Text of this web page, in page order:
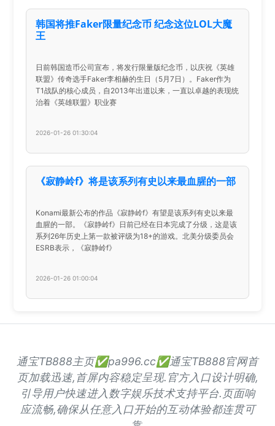
韩国将推Faker限量纪念币 纪念这位LOL大魔
王
日前韩国造币公司宣布，将发行限量版纪念币，以庆祝《英雄
联盟》传奇选手Faker李相赫的生日（5月7日）。Faker作为
T1战队的核心成员，自2013年出道以来，一直以卓越的表现统
治着《英雄联盟》职业赛
2026-01-26 01:30:04
《寂静岭f》将是该系列有史以来最血腥的一部
Konami最新公布的作品《寂静岭f》有望是该系列有史以来最
血腥的一部。《寂静岭f》日前已经在日本完成了分级，这是该
系列26年历史上第一款被评级为18+的游戏。北美分级委员会
ESRB表示，《寂静岭f》
2026-01-26 01:00:04
通宝TB888主页✅pa996.cc✅通宝TB888官网首
页加载迅速,首屏内容稳定呈现.官方入口设计明确,
引导用户快速进入数字娱乐技术支持平台.页面响
应流畅,确保从任意入口开始的互动体验都连贯可